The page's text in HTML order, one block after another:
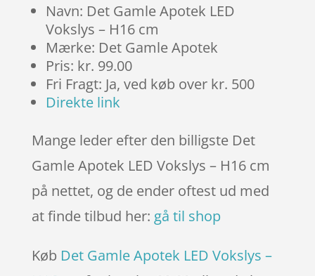
Navn: Det Gamle Apotek LED
Vokslys – H16 cm
Mærke: Det Gamle Apotek
Pris: kr. 99.00
Fri Fragt: Ja, ved køb over kr. 500
Direkte link
Mange leder efter den billigste Det
Gamle Apotek LED Vokslys – H16 cm
på nettet, og de ender oftest ud med
at finde tilbud her: gå til shop
Køb Det Gamle Apotek LED Vokslys –